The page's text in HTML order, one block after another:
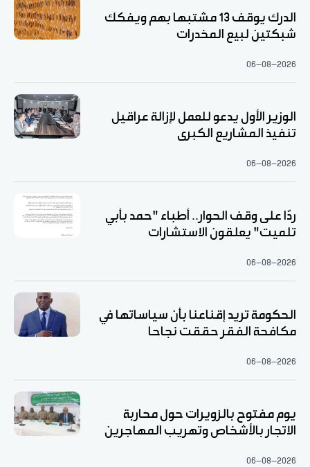
الدرك يوقف 13 مشتبها بهم ويفكك
شبكتين لبيع المخدرات
06-08-2026
الوزير الأول يدعو للعمل لإزالة عراقيل
تنفيذ المشاريع الكبرى
06-08-2026
ردّا على وقف الحوار.. أطباء "حمد بأبي
تلميت" يعلقون الاستشارات
06-08-2026
الحكومة تريد إقناعنا بأن سياساتها في
مكافحة الفقر حققت نجاحا
06-08-2026
يوم مفتوح بالزويرات حول محاربة
الاتجار بالأشخاص وتهريب المهاجرين
06-08-2026